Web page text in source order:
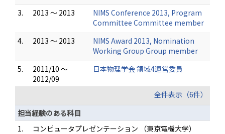
3.
2013 ～ 2013
NIMS Conference 2013, Program
Committee Committee member
4.
2013 ～ 2013
NIMS Award 2013, Nomination
Working Group Group member
5.
2011/10 ～
2012/09
日本物理学会 領域4運営委員
全件表示（6件）
担当経験のある科目
1.
コンピュータプレゼンテーション （東京電機大学）